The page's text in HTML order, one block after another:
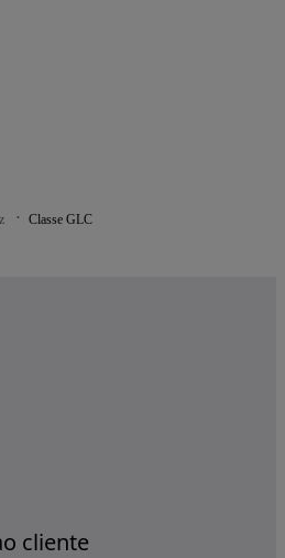
Classe GLC
cliente